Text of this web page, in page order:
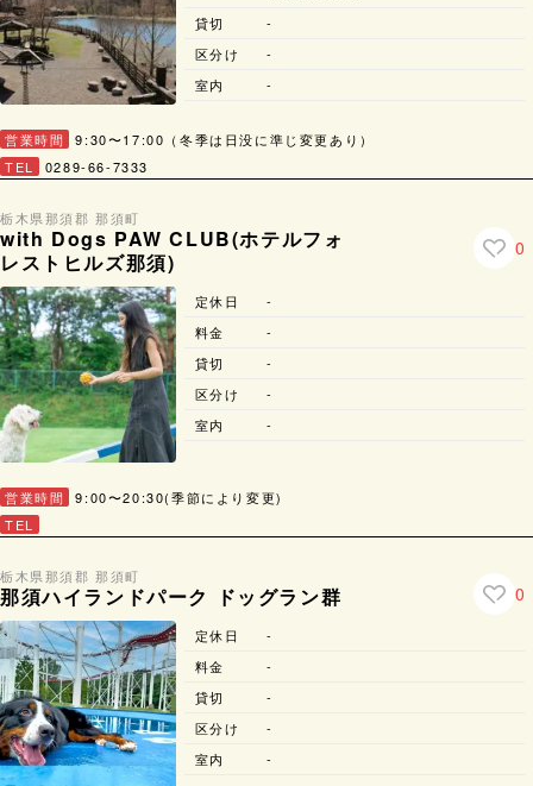
営業時間
9:30〜17:00（冬季は日没に準じ変更あり）
TEL
0289-66-7333
貸切
-
区分け
-
室内
-
栃木県那須郡 那須町
with Dogs PAW CLUB(ホテルフォ
レストヒルズ那須)
0
営業時間
9:00〜20:30(季節により変更)
TEL
定休日
-
料金
-
貸切
-
区分け
-
室内
-
栃木県那須郡 那須町
那須ハイランドパーク ドッグラン群 0
定休日
-
料金
-
貸切
-
区分け
-
室内
-